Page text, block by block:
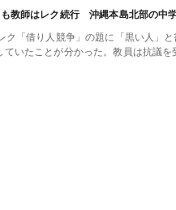
教師はレク続行 沖縄本島北部の中
「借り人競争」の題に「黒い人」
いたことが分かった。教員は抗議を